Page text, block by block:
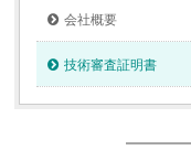
会社概要
技術審査証明書